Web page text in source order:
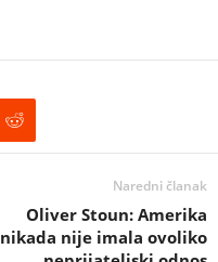
Naredni članak
Oliver Stoun: Amerika
nikada nije imala ovoliko